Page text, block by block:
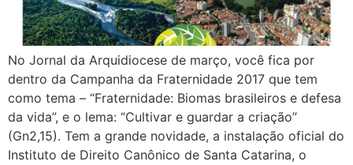
No Jornal da Arquidiocese de março, você fica por
dentro da Campanha da Fraternidade 2017 que tem
como tema – “Fraternidade: Biomas brasileiros e defesa
da vida”, e o lema: “Cultivar e guardar a criação”
(Gn2,15). Tem a grande novidade, a instalação oficial do
Instituto de Direito Canônico de Santa Catarina, o